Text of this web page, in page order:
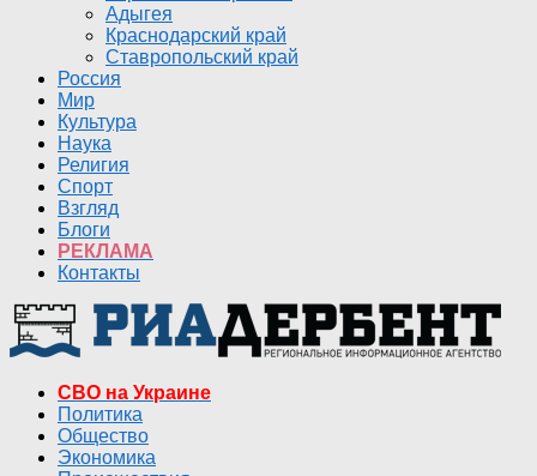
Адыгея
Краснодарский край
Ставропольский край
Россия
Мир
Культура
Наука
Религия
Спорт
Взгляд
Блоги
РЕКЛАМА
Контакты
СВО на Украине
Политика
Общество
Экономика